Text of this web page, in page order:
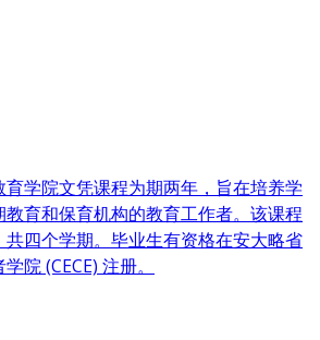
学院文凭课程为期两年，旨在培养学
育和保育机构的教育工作者。该课程
四个学期。毕业生有资格在安大略省
院 (CECE) 注册。